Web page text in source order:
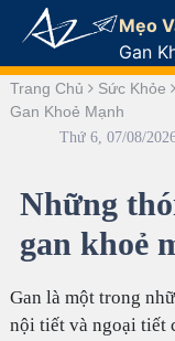
Mẹo
Gan
Trang Chủ Sức Khỏe
Gan Khoẻ Mạnh
Thứ 6, 07/08/
Những
gan khoẻ
Gan là một trong
nội tiết và ngoại tiết